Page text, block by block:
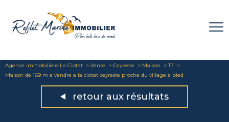
Agence immobilière La Ciotat Vente Ceyreste Maison
T7
Maison de 169 m a vendre a la ciotat ceyreste proche du village a pied
retour aux résultats